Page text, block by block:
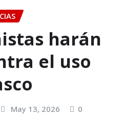
harán
el uso
May 13, 2026 0